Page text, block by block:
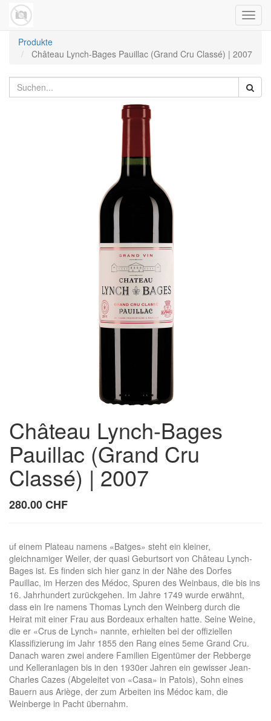
Produkte
Château Lynch-Bages Pauillac (Grand Cru Classé) | 2007
Château Lynch-Bages
Pauillac (Grand Cru
Classé) | 2007
280.00CHF
uf einem Plateau namens «Batges» steht ein kleiner,
gleichnamiger Weiler, der quasi Geburtsort von Château Lynch-
Bages ist. Es finden sich hier ganz in der Nähe des Dorfes
Pauillac, im Herzen des Médoc, Spuren des Weinbaus, die bis ins
16. Jahrhundert zurückgehen. Im Jahre 1749 wurde erwähnt,
dass ein Ire namens Thomas Lynch den Weinberg durch die
Heirat mit einer Frau aus Bordeaux erhalten hatte. Seine Weine,
die er «Crus de Lynch» nannte, erhielten bei der offiziellen
Klassifizierung im Jahr 1855 den Rang eines 5eme Grand Cru.
Danach waren zwei andere Familien Eigentümer der Rebberge
und Kelleranlagen bis in den 1930er Jahren ein gewisser Jean-
Charles Cazes (Abgeleitet von «Casa» in Patois), Sohn eines
Bauern aus Ariège, der zum Arbeiten ins Médoc kam, die
Weinberge in Pacht übernahm.